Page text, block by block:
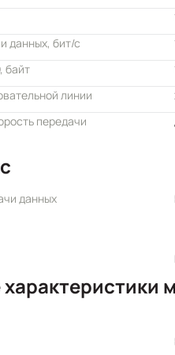
данных, бит/с
байт
линии
передачи
данных